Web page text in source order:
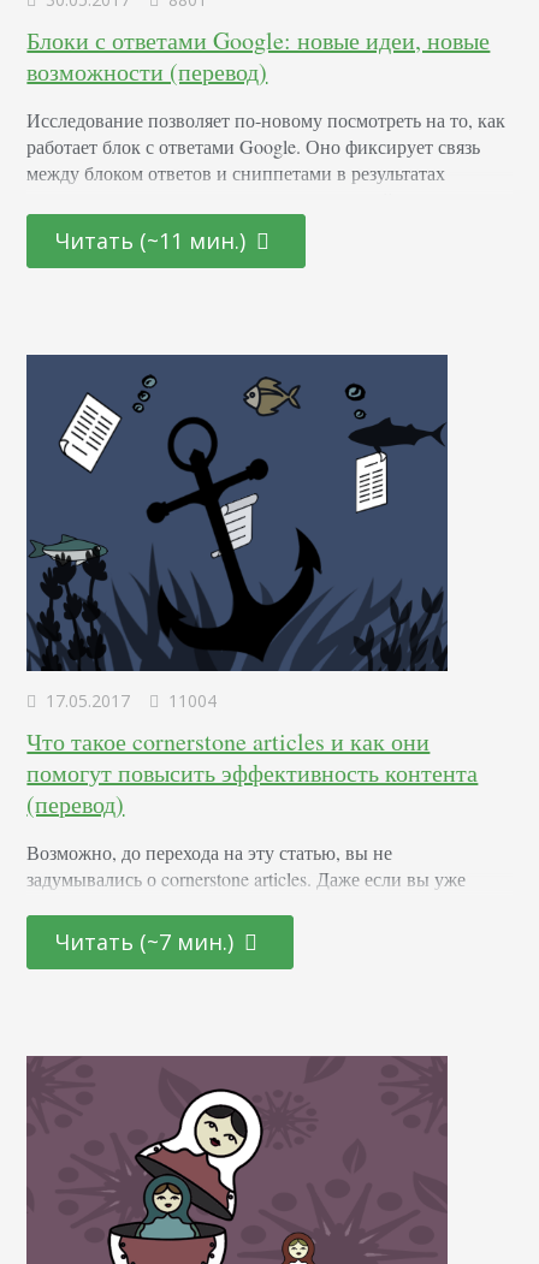
Блоки с ответами Google: новые идеи, новые
возможности (перевод)
Исследование позволяет по-новому посмотреть на то, как
работает блок с ответами Google. Оно фиксирует связь
между блоком ответов и сниппетами в результатах
за позицию над топом выдачи (нулевую позицию). Это
еще не все. На основе этого исследования мы вывели
Читать (~11 мин.)
17.05.2017 11004
Что такое cornerstone articles и как они
помогут повысить эффективность контента
(перевод)
Возможно, до перехода на эту статью, вы не
задумывались о cornerstone articles. Даже если вы уже
наверняка есть несколько статей, которые хорошо
ранжируются в поисковых системах. Возникает вопрос –
Читать (~7 мин.)